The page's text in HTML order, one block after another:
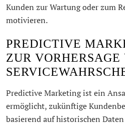
Kunden zur Wartung oder zum
motivieren.
PREDICTIVE
ZUR VORHERSAGE
Predictive Marketing ist ein
ermöglicht, zukünftige
basierend auf historischen